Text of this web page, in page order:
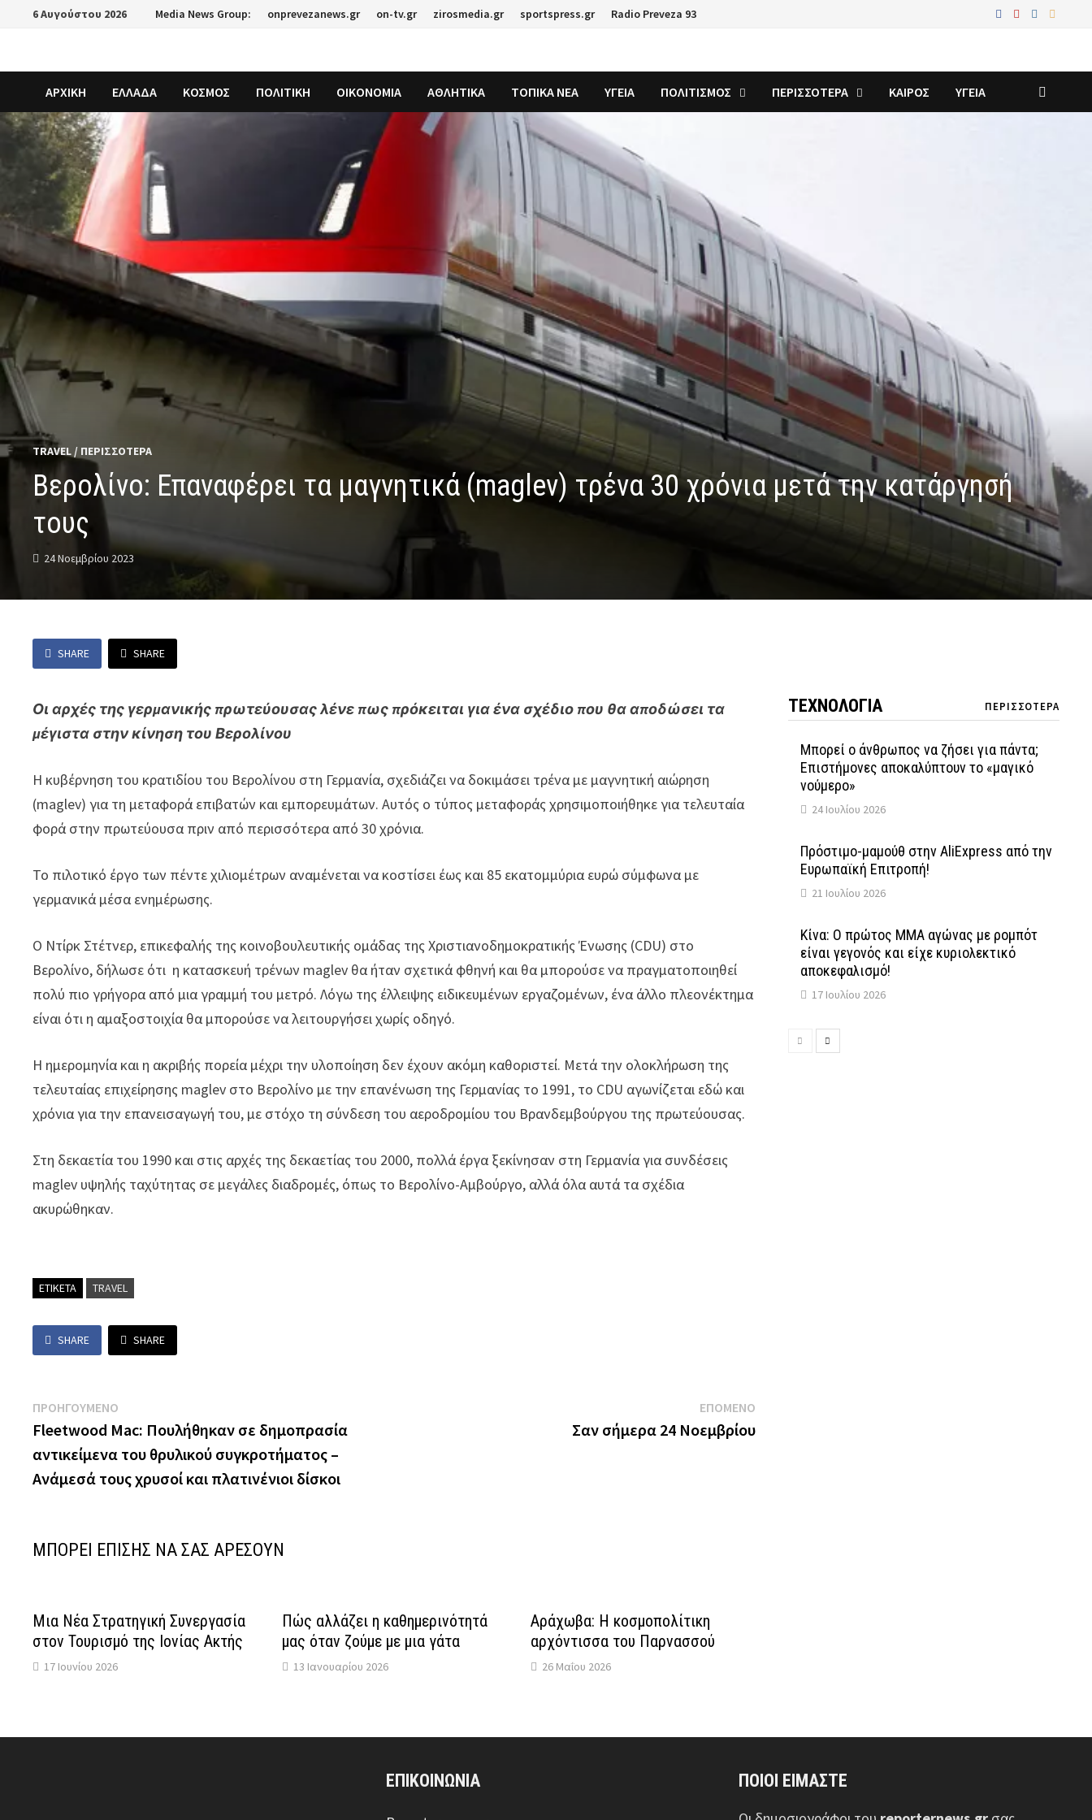
6 Αυγούστου 2026 Media News Group: onprevezanews.gr on-tv.gr zirosmedia.gr sportspress.gr Radio Preveza 93
ΑΡΧΙΚΗ ΕΛΛΑΔΑ ΚΟΣΜΟΣ ΠΟΛΙΤΙΚΗ ΟΙΚΟΝΟΜΙΑ ΑΘΛΗΤΙΚΑ ΤΟΠΙΚΑ ΝΕΑ ΥΓΕΙΑ ΠΟΛΙΤΙΣΜΟΣ ΠΕΡΙΣΣΟΤΕΡΑ ΚΑΙΡΟΣ ΥΓΕΙΑ
TRAVEL / ΠΕΡΙΣΣΟΤΕΡΑ
Βερολίνο: Επαναφέρει τα μαγνητικά (maglev) τρένα 30 χρόνια μετά την κατάργησή
τους
24 Νοεμβρίου 2023
SHARE SHARE
Οι αρχές της γερμανικής πρωτεύουσας λένε πως πρόκειται για ένα σχέδιο που θα αποδώσει τα
μέγιστα στην κίνηση του Βερολίνου
Η κυβέρνηση του κρατιδίου του Βερολίνου στη Γερμανία, σχεδιάζει να δοκιμάσει τρένα με μαγνητική αιώρηση
(maglev) για τη μεταφορά επιβατών και εμπορευμάτων. Αυτός ο τύπος μεταφοράς χρησιμοποιήθηκε για τελευταία
φορά στην πρωτεύουσα πριν από περισσότερα από 30 χρόνια.
Το πιλοτικό έργο των πέντε χιλιομέτρων αναμένεται να κοστίσει έως και 85 εκατομμύρια ευρώ σύμφωνα με
γερμανικά μέσα ενημέρωσης.
Ο Ντίρκ Στέτνερ, επικεφαλής της κοινοβουλευτικής ομάδας της Χριστιανοδημοκρατικής Ένωσης (CDU) στο
Βερολίνο, δήλωσε ότι η κατασκευή τρένων maglev θα ήταν σχετικά φθηνή και θα μπορούσε να πραγματοποιηθεί
πολύ πιο γρήγορα από μια γραμμή του μετρό. Λόγω της έλλειψης ειδικευμένων εργαζομένων, ένα άλλο πλεονέκτημα
είναι ότι η αμαξοστοιχία θα μπορούσε να λειτουργήσει χωρίς οδηγό.
Η ημερομηνία και η ακριβής πορεία μέχρι την υλοποίηση δεν έχουν ακόμη καθοριστεί. Μετά την ολοκλήρωση της
τελευταίας επιχείρησης maglev στο Βερολίνο με την επανένωση της Γερμανίας το 1991, το CDU αγωνίζεται εδώ και
χρόνια για την επανεισαγωγή του, με στόχο τη σύνδεση του αεροδρομίου του Βρανδεμβούργου της πρωτεύουσας.
Στη δεκαετία του 1990 και στις αρχές της δεκαετίας του 2000, πολλά έργα ξεκίνησαν στη Γερμανία για συνδέσεις
maglev υψηλής ταχύτητας σε μεγάλες διαδρομές, όπως το Βερολίνο-Αμβούργο, αλλά όλα αυτά τα σχέδια
ακυρώθηκαν.
ΕΤΙΚΕΤΑ TRAVEL
SHARE SHARE
Πλοήγηση
άρθρων
ΠΡΟΗΓΟΥΜΕΝΟ
post:
Fleetwood Mac: Πουλήθηκαν σε δημοπρασία
αντικείμενα του θρυλικού συγκροτήματος –
Ανάμεσά τους χρυσοί και πλατινένιοι δίσκοι
ΕΠΟΜΕΝΟNext
post:
Σαν σήμερα 24 Νοεμβρίου
ΜΠΟΡΕΙ ΕΠΙΣΗΣ ΝΑ ΣΑΣ ΑΡΕΣΟΥΝ
Μια Νέα Στρατηγική Συνεργασία
στον Τουρισμό της Ιονίας Ακτής
17 Ιουνίου 2026
Πώς αλλάζει η καθημερινότητά
μας όταν ζούμε με μια γάτα
13 Ιανουαρίου 2026
Αράχωβα: Η κοσμοπολίτικη
αρχόντισσα του Παρνασσού
26 Μαΐου 2026
ΤΕΧΝΟΛΟΓΙΑ ΠΕΡΙΣΣΟΤΕΡΑ
Μπορεί ο άνθρωπος να ζήσει για πάντα;
Επιστήμονες αποκαλύπτουν το «μαγικό
νούμερο»
24 Ιουλίου 2026
Πρόστιμο-μαμούθ στην AliExpress από την
Ευρωπαϊκή Επιτροπή!
21 Ιουλίου 2026
Κίνα: Ο πρώτος MMA αγώνας με ρομπότ
είναι γεγονός και είχε κυριολεκτικό
αποκεφαλισμό!
17 Ιουλίου 2026
ΕΠΙΚΟΙΝΩΝΙΑ ΠΟΙΟΙ ΕΙΜΑΣΤΕ